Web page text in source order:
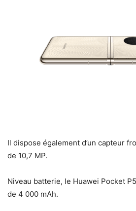
Il dispose également d’un capteur
de 10,7 MP.
Niveau batterie, le Huawei Pocket
de 4 000 mAh.